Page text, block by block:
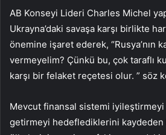
AB Konseyi Lideri Charles Michel
Ukrayna’daki savaşa karşı birlikte
önemine işaret ederek, “Rusya’nın
vermeyelim? Çünkü bu, çok taraflı
karşı bir felaket reçetesi olur. ” söz
Mevcut finansal sistemi iyileştirmeyi
getirmeyi hedeflediklerini kaydeden